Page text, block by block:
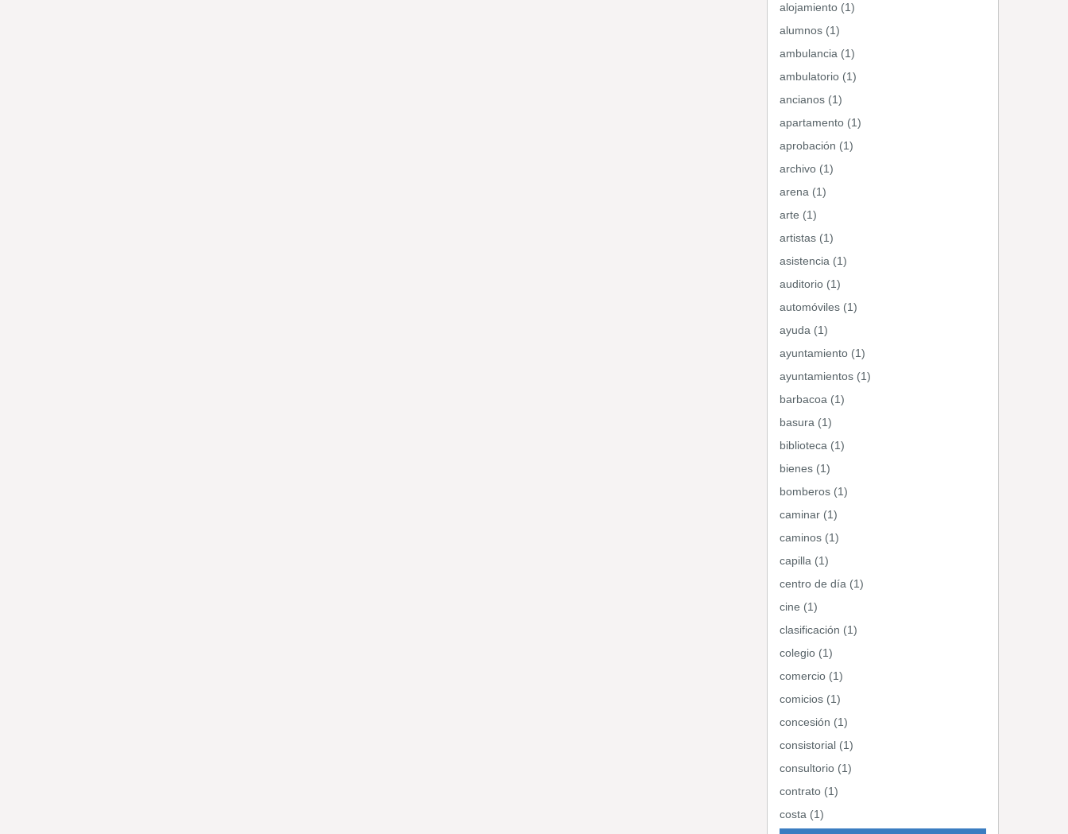
alojamiento (1)
alumnos (1)
ambulancia (1)
ambulatorio (1)
ancianos (1)
apartamento (1)
aprobación (1)
archivo (1)
arena (1)
arte (1)
artistas (1)
asistencia (1)
auditorio (1)
automóviles (1)
ayuda (1)
ayuntamiento (1)
ayuntamientos (1)
barbacoa (1)
basura (1)
biblioteca (1)
bienes (1)
bomberos (1)
caminar (1)
caminos (1)
capilla (1)
centro de día (1)
cine (1)
clasificación (1)
colegio (1)
comercio (1)
comicios (1)
concesión (1)
consistorial (1)
consultorio (1)
contrato (1)
costa (1)